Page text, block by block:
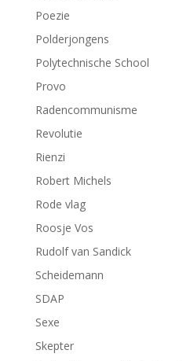
Poezie
Polderjongens
Polytechnische School
Provo
Radencommunisme
Revolutie
Rienzi
Robert Michels
Rode vlag
Roosje Vos
Rudolf van Sandick
Scheidemann
SDAP
Sexe
Skepter